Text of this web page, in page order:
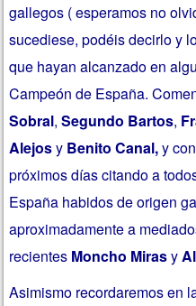
gallegos ( esperamos no
sucediese, podéis decirlo y
que hayan alcanzado en
Campeón de España.
Sobral,Segundo Bartos,
Alejosy Benito Canal,y
próximos días citando a
España habidos de origen
aproximadamente a
recientes Moncho Mirasy
Asimismo recordaremos en